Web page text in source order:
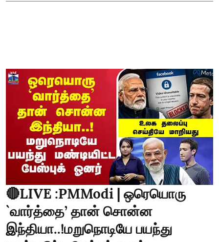
🔴LIVE :PMModi | ஒரெயொரு
`வார்த்தை’ தான் சொன்ன
இந்தியா..!மறுநொடியே பயந்து